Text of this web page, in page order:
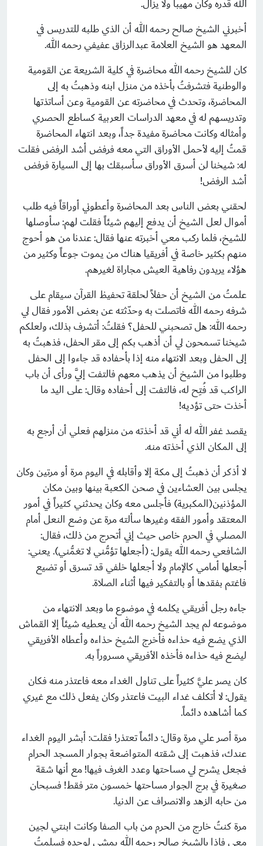
الله قدره وكان مهيباً ولا يزال.
أخبرني الشيخ صالح رحمه الله أن الذي طلبه للتدريس في
المعهد هو الشيخ العلامة عبدالرزاق عفيفي رحمه الله.
كان للشيخ رحمه الله محاضرة في كلية الشريعة عن القومية
والوطنية فتشرفتُ بأخذه من منزل ابنه وذهبتُ به إلى
المحاضرة، وتحدث في محاضرته عن القومية وعن أساتذتها
وتدريسهم له في معهد الدراسات العربية كساطع الحصري
وأمثاله وكانت محاضرة مفيدة جداً، وبعد انتهاء المحاضرة
قمتُ إليه لأحمل الأوراق التي معه فرفض أشد الرفض فقلت
له: شيخنا لن أسرق الأوراق سأسبقك بها إلى السيارة فرفض
أشد الرفض!
لحقني بعض الناس بعد المحاضرة وأعطوني أوراقاً فيه طلب
أموال لعل الشيخ أن يدفع إليهم شيئاً فقلت لهم: سأوصلها
للشيخ، فلما ركب معي أخبرته عنها فقال: عندنا من هو أحوج
منهم بكثير خاصة في أفريقيا هناك من يموت جوعاً وكثير من
هؤلاء يريدون رفاهية العيش مجاراة لغيرهم.
علمتُ من الشيخ أن حفلاً لحلقة تحفيظ القرآن سيقام على
شرفه رحمه الله فاتصلت به وحدّثته عن بعض الأمور فقال لي
رحمه الله: هل تصحبني للحفل؟ فقلتُ: أتشرف بذلك، ولعلكم
شيخنا تسمحون لي أن أذهب بكم إلى مقر الحفل، فذهبتُ به
إلى الحفل وبعد الانتهاء منه إذا بأحفاده قد جاءوا إلى الحفل
وطلبوا من الشيخ أن يذهب معهم فالتفت إليَّ ورأى أن باب
الراكب قد فُتِح له، فالتفت إلى أحفاده وقال: على اليد ما
أخذت حتى تؤديه!
يقصد غفر الله له أني قد أخذته من منزلهم فعلي أن أرجع به
إلى المكان الذي أخذته منه.
لا أذكر أن ذهبتُ إلى مكة إلا وأقابله في اليوم مرة أو مرتين وكان
يجلس بين العشاءين في صحن الكعبة بينها وبين مكان
المؤذنين(المكبرية) فأجلس معه وكان يحدثني كثيراً في أمور
المعتقد وأمور الفقه وغيرها سألته مرة عن وضع النعل أمام
المصلي في الحرم خاص حيث إني أتحرج من ذلك، فقال:
الشافعي رحمه الله يقول: (أجعلها تؤمُّني لا تغمُّني). يعني:
أجعلها أمامي كالإمام ولا أجعلها خلفي قد تسرق أو تضيع
فاغتم بفقدها أو بالتفكير فيها أثناء الصلاة.
جاءه رجل أفريقي يكلمه في موضوع ما وبعد الانتهاء من
موضوعه لم يجد الشيخ رحمه الله أن يعطيه شيئاً إلا القماش
الذي يضع فيه حذاءه فأخرج الشيخ حذاءه وأعطاه الأفريقي
ليضع فيه حذاءه فأخذه الأفريقي مسروراً به.
كان يصر عليَّ كثيراً على تناول الغداء معه فاعتذر منه فكان
يقول: لا أتكلف غداء البيت فاعتذر وكان يفعل ذلك مع غيري
كما أشاهده دائماً.
مرة أصر علي مرة وقال: دائماً تعتذر! فقلت: أبشر اليوم الغداء
عندك، فذهبت إلى شقته المتواضعة بجوار المسجد الحرام
فجعل يشرح لي مساحتها وعدد الغرف فيها! مع أنها شقة
صغيرة في برج الجوار مساحتها خمسون متر فقط! فسبحان
من حابه الزهد والانصراف عن الدنيا.
مرة كنتُ خارج من الحرم من باب الصفا وكانت ابنتي لجين
معي فإذا بالشيخ صالح رحمه الله يمشي لوحده فسلمتُ